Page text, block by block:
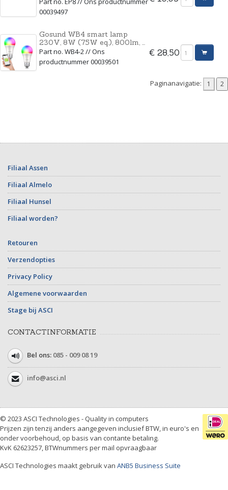
00039497
Gosund WB4 smart lamp
230V, 8W (75W eq.), 800lm, ...
Part no. WB4-2 // Ons
productnummer 00039501
€ 28,50
Paginanavigatie:
Filiaal Assen
Filiaal Almelo
Filiaal Hunsel
Filiaal worden?
Retouren
Verzendopties
Privacy Policy
Algemene voorwaarden
Stage bij ASCI
CONTACTINFORMATIE
Bel ons: 085 - 009 08 19
info@asci.nl
© 2023 ASCI Technologies - Quality in computers
Prijzen zijn tenzij anders aangegeven inclusief BTW, in euro's en
onder voorbehoud, op basis van contante betaling.
KvK 62623257, BTWnummers per mail opvraagbaar
ASCI Technologies maakt gebruik van ANB5 Business Suite